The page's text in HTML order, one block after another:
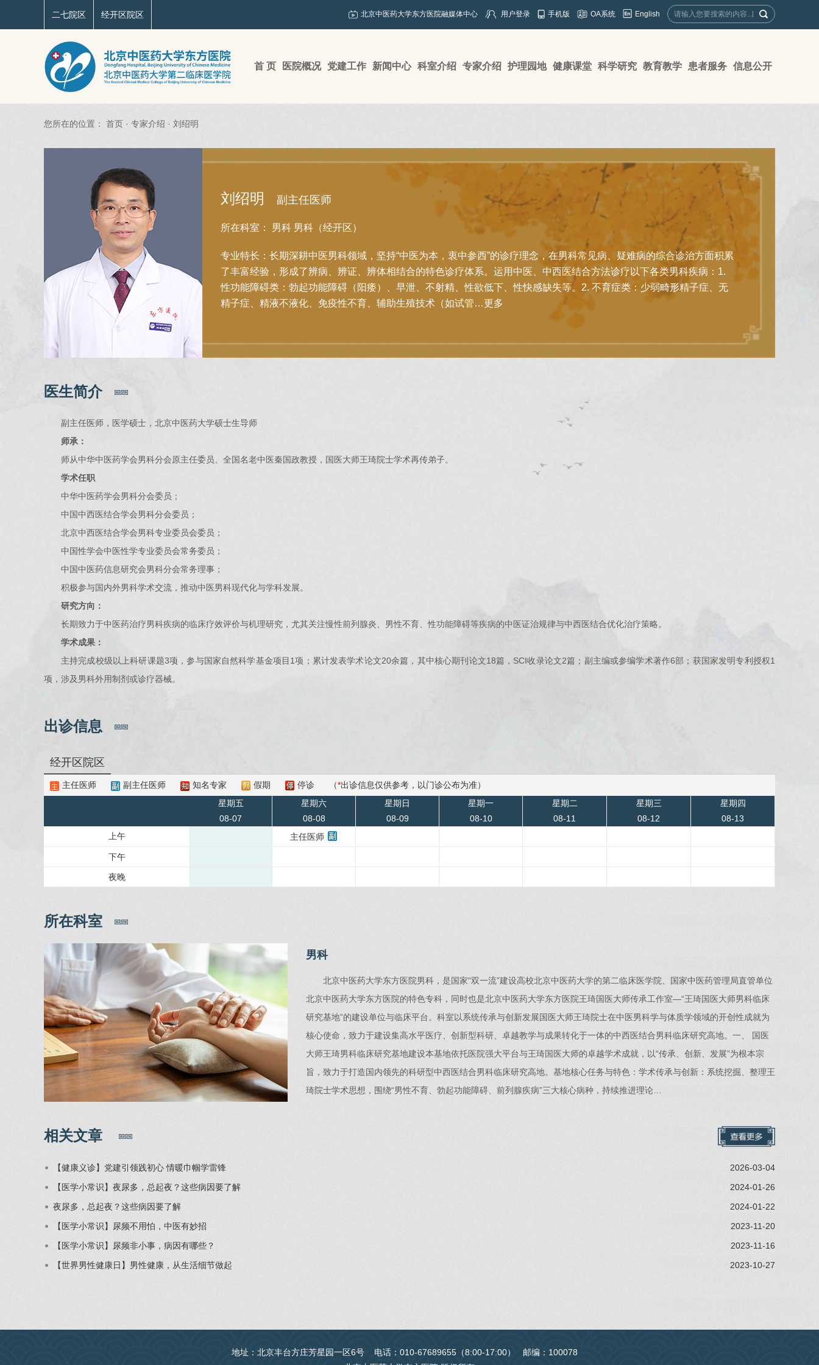
二七院区 经开区院区 北京中医药大学东方医院融媒体中心 用户登录 手机版 OA系统 English
首 页 医院概况 党建工作 新闻中心 科室介绍 专家介绍 护理园地 健康课堂 科学研究 教育教学 患者服务 信息公开
您所在的位置： 首页 · 专家介绍 · 刘绍明
刘绍明 副主任医师
所在科室： 男科 男科（经开区）
专业特长：长期深耕中医男科领域，坚持“中医为本，衷中参西”的诊疗理念，在男科常见病、疑难病的综合诊治方面积累
了丰富经验，形成了辨病、辨证、辨体相结合的特色诊疗体系。运用中医、中西医结合方法诊疗以下各类男科疾病：1.
性功能障碍类：勃起功能障碍（阳痿）、早泄、不射精、性欲低下、性快感缺失等。2. 不育症类：少弱畸形精子症、无
精子症、精液不液化、免疫性不育、辅助生殖技术（如试管…更多
医生简介
副主任医师，医学硕士，北京中医药大学硕士生导师
师承：
师从中华中医药学会男科分会原主任委员、全国名老中医秦国政教授，国医大师王琦院士学术再传弟子。
学术任职
中华中医药学会男科分会委员；
中国中西医结合学会男科分会委员；
北京中西医结合学会男科专业委员会委员；
中国性学会中医性学专业委员会常务委员；
中国中医药信息研究会男科分会常务理事；
积极参与国内外男科学术交流，推动中医男科现代化与学科发展。
研究方向：
长期致力于中医药治疗男科疾病的临床疗效评价与机理研究，尤其关注慢性前列腺炎、男性不育、性功能障碍等疾病的中医证治规律与中西医结合优化治疗策略。
学术成果：
主持完成校级以上科研课题3项，参与国家自然科学基金项目1项；累计发表学术论文20余篇，其中核心期刊论文18篇，SCI收录论文2篇；副主编或参编学术著作6部；获国家发明专利授权1
项，涉及男科外用制剂或诊疗器械。
出诊信息
经开区院区
主任医师 副主任医师 知名专家 假期 停诊 （*出诊信息仅供参考，以门诊公布为准）
星期五
08-07
星期六
08-08
星期日
08-09
星期一
08-10
星期二
08-11
星期三
08-12
星期四
08-13
上午
主任医师
下午
夜晚
所在科室
男科
北京中医药大学东方医院男科，是国家“双一流”建设高校北京中医药大学的第二临床医学院、国家中医药管理局直管单位
北京中医药大学东方医院的特色专科，同时也是北京中医药大学东方医院王琦国医大师传承工作室—“王琦国医大师男科临床
研究基地”的建设单位与临床平台。科室以系统传承与创新发展国医大师王琦院士在中医男科学与体质学领域的开创性成就为
核心使命，致力于建设集高水平医疗、创新型科研、卓越教学与成果转化于一体的中西医结合男科临床研究高地。一、 国医
大师王琦男科临床研究基地建设本基地依托医院强大平台与王琦国医大师的卓越学术成就，以“传承、创新、发展”为根本宗
旨，致力于打造国内领先的科研型中西医结合男科临床研究高地。基地核心任务与特色：学术传承与创新：系统挖掘、整理王
琦院士学术思想，围绕“男性不育、勃起功能障碍、前列腺疾病”三大核心病种，持续推进理论…
相关文章
2026-03-04
【健康义诊】党建引领践初心 情暖巾帼学雷锋
2024-01-26
【医学小常识】夜尿多，总起夜？这些病因要了解
2024-01-22
夜尿多，总起夜？这些病因要了解
2023-11-20
【医学小常识】尿频不用怕，中医有妙招
2023-11-16
【医学小常识】尿频非小事，病因有哪些？
2023-10-27
【世界男性健康日】男性健康，从生活细节做起
地址：北京丰台方庄芳星园一区6号 电话：010-67689655（8:00-17:00） 邮编：100078